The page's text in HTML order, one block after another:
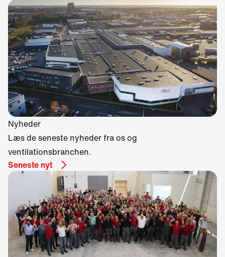
Nyheder
Læs de seneste nyheder fra os og
ventilationsbranchen.
Seneste nyt